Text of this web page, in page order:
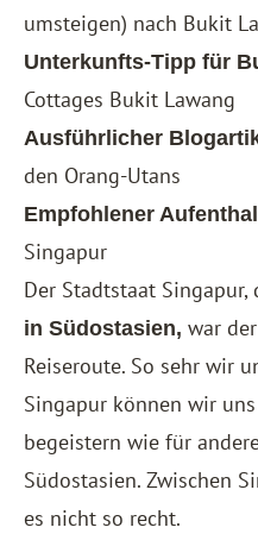
umsteigen) nach Bukit
Unterkunfts-Tipp für
Cottages Bukit Lawang
Ausführlicher
den Orang-Utans
Empfohlener
Singapur
Der Stadtstaat Singapur,
in Südostasien, war
Reiseroute. So sehr wir
Singapur können wir
begeistern wie für
Südostasien. Zwischen
es nicht so recht.